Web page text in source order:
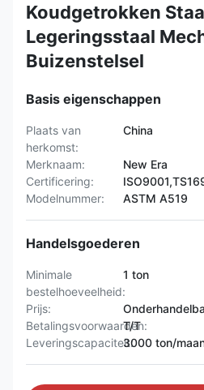
Koudgetrokken
Legeringsstaal
Buizenstelsel
Basis eigenschappen
Plaats van
herkomst:
China
Merknaam:
New Era
Certificering:
Modelnummer:
ASTM A519
Handelsgoederen
Minimale
bestelhoeveelheid:
1 ton
Prijs:
Betalingsvoorwaarden:
T/T
Leveringscapaciteit:3000 ton/